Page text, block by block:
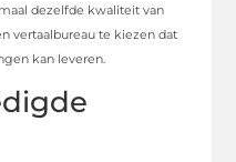
dezelfde kwaliteit van
vertaalbureau te kiezen dat
kan leveren.